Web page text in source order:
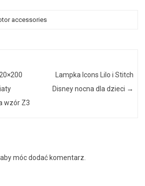
accessories
wzór Z3
Lampka Icons Lilo i Stitch
Disney nocna dla dzieci →
móc dodać komentarz.